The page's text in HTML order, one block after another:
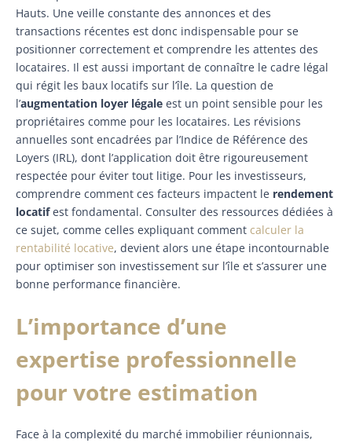
Hauts. Une veille constante des annonces et des
transactions récentes est donc indispensable pour se
positionner correctement et comprendre les attentes des
locataires. Il est aussi important de connaître le cadre légal
qui régit les baux locatifs sur l’île. La question de
l’augmentation loyer légale est un point sensible pour les
propriétaires comme pour les locataires. Les révisions
annuelles sont encadrées par l’Indice de Référence des
Loyers (IRL), dont l’application doit être rigoureusement
respectée pour éviter tout litige. Pour les investisseurs,
comprendre comment ces facteurs impactent le rendement
locatifest fondamental. Consulter des ressources dédiées à
ce sujet, comme celles expliquant comment calculer la
rentabilité locative, devient alors une étape incontournable
pour optimiser son investissement sur l’île et s’assurer une
bonne performance financière.
L’importance d’une
expertise professionnelle
pour votre estimation
Face à la complexité du marché immobilier réunionnais,